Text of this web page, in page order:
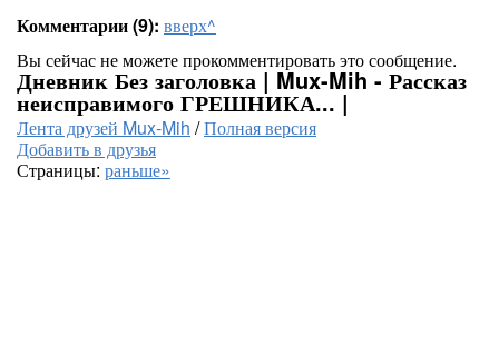
Комментарии (9): вверх^
Вы сейчас не можете прокомментировать это сообщение.
Дневник Без заголовка | Mux-Mih - Рассказ
неисправимого ГРЕШНИКА... |
Лента друзей Mux-Mih /Полная версия
Добавить в друзья
Страницы: раньше»